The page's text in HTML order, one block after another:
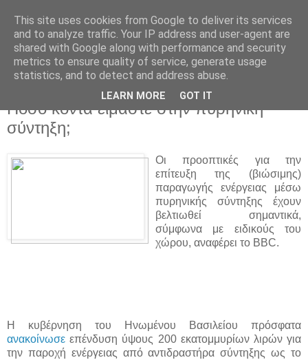
Πόσο κοντά είμαστε στην πυρηνική
σύντηξη;
Οι προοπτικές για την
επίτευξη της (βιώσιμης)
παραγωγής ενέργειας μέσω
πυρηνικής σύντηξης έχουν
βελτιωθεί σημαντικά,
σύμφωνα με ειδικούς του
χώρου, αναφέρει το BBC.
Η κυβέρνηση του Ηνωμένου Βασιλείου πρόσφατα
ανακοίνωσε επένδυση ύψους 200 εκατομμυρίων λιρών για
την παροχή ενέργειας από αντιδραστήρα σύντηξης ως το
This site uses cookies from Google to deliver its services
and to analyze traffic. Your IP address and user-agent are
shared with Google along with performance and security
metrics to ensure quality of service, generate usage
statistics, and to detect and address abuse.
LEARN MORE GOT IT